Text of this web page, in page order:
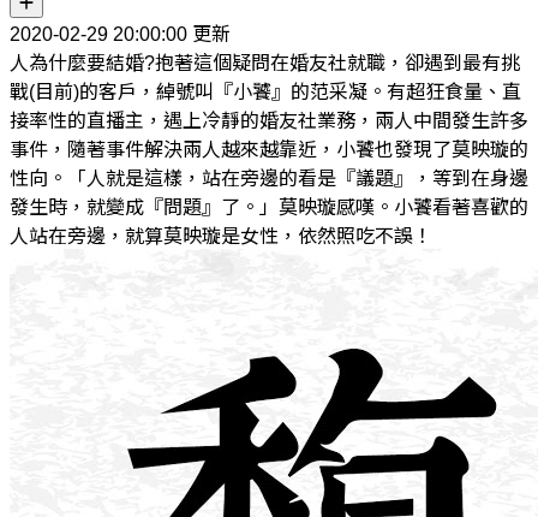
2020-02-29 20:00:00 更新
人為什麼要結婚?抱著這個疑問在婚友社就職，卻遇到最有挑
戰(目前)的客戶，綽號叫『小饕』的范采凝。有超狂食量、直
接率性的直播主，遇上冷靜的婚友社業務，兩人中間發生許多
事件，隨著事件解決兩人越來越靠近，小饕也發現了莫映璇的
性向。「人就是這樣，站在旁邊的看是『議題』，等到在身邊
發生時，就變成『問題』了。」莫映璇感嘆。小饕看著喜歡的
人站在旁邊，就算莫映璇是女性，依然照吃不誤！